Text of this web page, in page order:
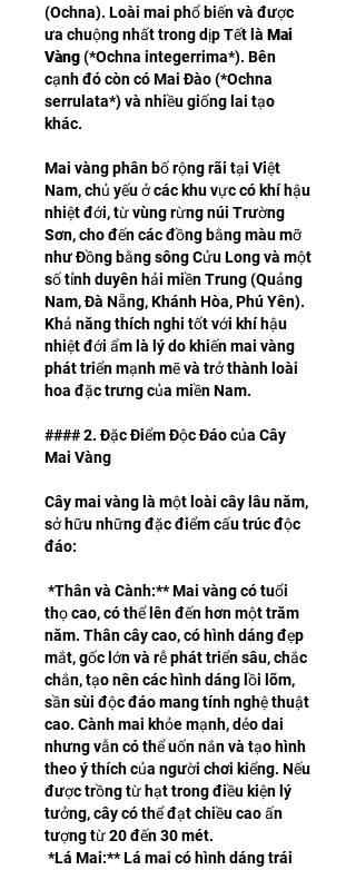
(Ochna). Loài mai phổ biến và được
ưa chuộng nhất trong dịp Tết là Mai
Vàng (*Ochna integerrima*). Bên
cạnh đó còn có Mai Đào (*Ochna
serrulata*) và nhiều giống lai tạo
khác.
Mai vàng phân bố rộng rãi tại Việt
Nam, chủ yếu ở các khu vực có khí hậu
nhiệt đới, từ vùng rừng núi Trường
Sơn, cho đến các đồng bằng màu mỡ
như Đồng bằng sông Cửu Long và một
số tỉnh duyên hải miền Trung (Quảng
Nam, Đà Nẵng, Khánh Hòa, Phú Yên).
Khả năng thích nghi tốt với khí hậu
nhiệt đới ẩm là lý do khiến mai vàng
phát triển mạnh mẽ và trở thành loài
hoa đặc trưng của miền Nam.
#### 2. Đặc Điểm Độc Đáo của Cây
Mai Vàng
Cây mai vàng là một loài cây lâu năm,
sở hữu những đặc điểm cấu trúc độc
đáo:
*Thân và Cành:** Mai vàng có tuổi
thọ cao, có thể lên đến hơn một trăm
năm. Thân cây cao, có hình dáng đẹp
mắt, gốc lớn và rễ phát triển sâu, chắc
chắn, tạo nên các hình dáng lồi lõm,
sần sùi độc đáo mang tính nghệ thuật
cao. Cành mai khỏe mạnh, dẻo dai
nhưng vẫn có thể uốn nắn và tạo hình
theo ý thích của người chơi kiểng. Nếu
được trồng từ hạt trong điều kiện lý
tưởng, cây có thể đạt chiều cao ấn
tượng từ 20 đến 30 mét.
*Lá Mai:** Lá mai có hình dáng trái